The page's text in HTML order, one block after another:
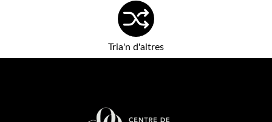
Tria'n d'altres